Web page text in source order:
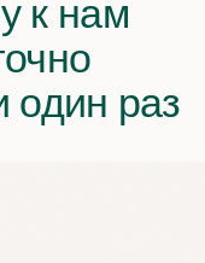
к нам
один раз